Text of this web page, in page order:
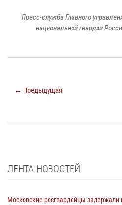
Пресс-служба Главного
национальной гвардии
← Предыдущая
ЛЕНТА НОВОСТЕЙ
Московские росгвардейцы задержали